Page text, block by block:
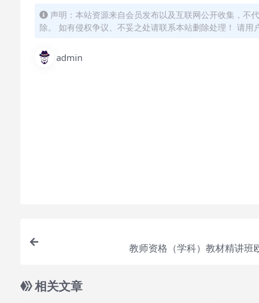
声明：本站资源来自会员发布以及互联网公开收集，不
除。 如有侵权争议、不妥之处请联系本站删除处理！ 请用
admin
教师资格（学科）教材精讲班
相关文章